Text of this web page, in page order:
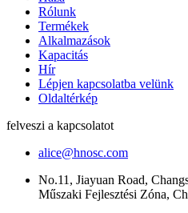
Rólunk
Termékek
Alkalmazások
Kapacitás
Hír
Lépjen kapcsolatba velünk
Oldaltérkép
felveszi a kapcsolatot
alice@hnosc.com
No.11, Jiayuan Road,
Műszaki Fejlesztési Zóna,